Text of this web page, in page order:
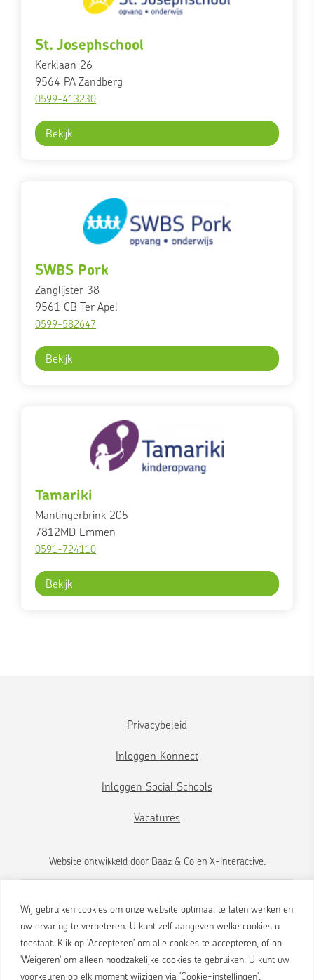
Wij gebruiken cookies om onze website optimaal te laten werken en
uw ervaring te verbeteren. U kunt zelf aangeven welke cookies u
toestaat. Klik op 'Accepteren' om alle cookies te accepteren, of op
'Weigeren' om alleen noodzakelijke cookies te gebruiken. U kunt uw
voorkeuren op elk moment wijzigen via 'Cookie-instellingen'.
St. Josephschool
Kerklaan 26
9564 PAZandberg
0599-413230
Bekijk
SWBS Pork
Zanglijster 38
9561 CB Ter Apel
0599-582647
Bekijk
Tamariki
Mantingerbrink 205
7812MD Emmen
0591-724110
Bekijk
Privacybeleid
Inloggen Konnect
Inloggen Social Schools
Vacatures
Website ontwikkeld door Baaz & Coen X-Interactive.